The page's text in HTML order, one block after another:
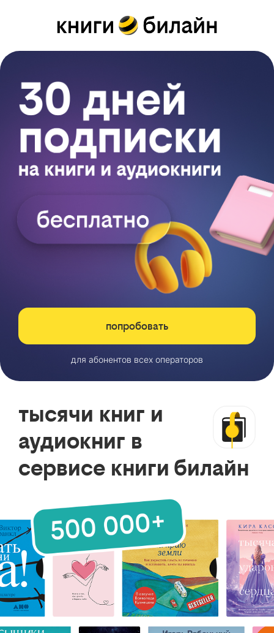
попробовать
для абонентов всех операторов
тысячи книг и
аудиокниг в
сервисе книги билайн